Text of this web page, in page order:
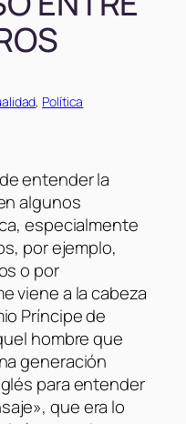
, Política
entender la
algunos
especialmente
por ejemplo,
o por
viene a la cabeza
Príncipe de
hombre que
generación
para entender
que era lo